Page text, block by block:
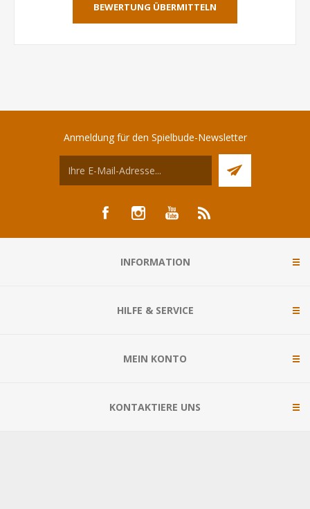
BEWERTUNG ÜBERMITTELN
Anmeldung für den Spielbude-Newsletter
INFORMATION
HILFE & SERVICE
MEIN KONTO
KONTAKTIERE UNS